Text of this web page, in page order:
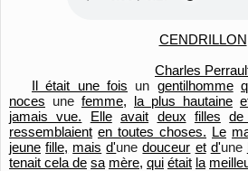
CENDRILLON
Charles
Il était une fois un gentilhomme
noces une femme, la plus hautaine
jamais vue.
Elle avait deux filles de
ressemblaient en toutes choses. Le
jeune fille, mais d'une douceur et d'une
tenait cela de sa mère, qui était la